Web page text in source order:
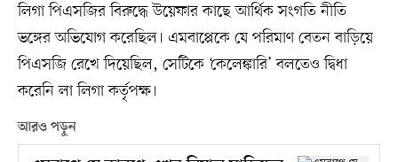
লিগা পিএসজির বিরুদ্ধে উয়েফার কাছে আর্থিক সংগতি নীতি
ভঙ্গের অভিযোগ করেছিল। এমবাপ্পেকে যে পরিমাণ বেতন বাড়িয়ে
পিএসজি রেখে দিয়েছিল, সেটিকে ‘কেলেঙ্কারি’ বলতেও দ্বিধা
করেনি লা লিগা কর্তৃপক্ষ।
আরও পড়ুন